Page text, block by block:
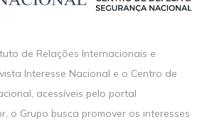
de Relações Internacionais e
Interesse Nacional e o Centro de
acessíveis pelo portal
o Grupo busca promover os interesses